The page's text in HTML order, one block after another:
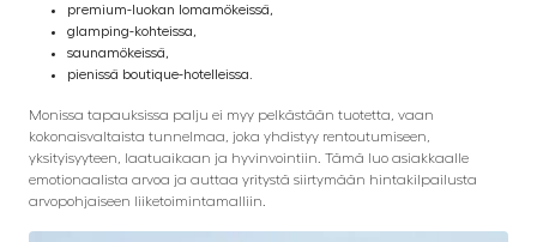
premium-luokan lomamökeissä,
glamping-kohteissa,
saunamökeissä,
pienissä boutique-hotelleissa.
Monissa tapauksissa palju ei myy pelkästään tuotetta, vaan
kokonaisvaltaista tunnelmaa, joka yhdistyy rentoutumiseen,
yksityisyyteen, laatuaikaan ja hyvinvointiin. Tämä luo asiakkaalle
emotionaalista arvoa ja auttaa yritystä siirtymään hintakilpailusta
arvopohjaiseen liiketoimintamalliin.